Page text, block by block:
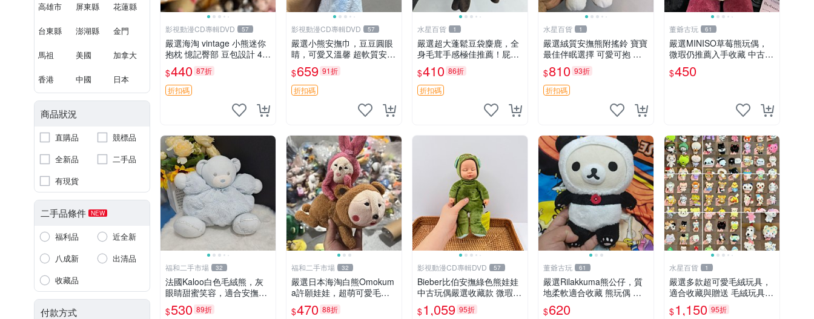
高雄市 屏東縣 花蓮縣
台東縣 澎湖縣 金門
馬祖 美國 加拿大
香港 中國 日本
商品狀況
直購品
競標品
全新品
二手品
有現貨
二手品條件 NEW
福利品
近全新
八成新
出清品
收藏品
付款方式
影視動漫CD專輯DVD 57
嚴選海淘 vintage 小熊迷你
抱枕 憶記臀部 豆包設計 4c
m 高 推薦收藏 迷你豆包小
熊、高臀部、豆袋抱枕
$440 87折
折扣碼
影視動漫CD專輯DVD 57
嚴選小熊安撫巾，豆豆圓眼
睛，可愛又溫馨 超軟質安撫
巾，豆豆設計，哄睡好幫手
約克豆豆眼安撫巾 數碼豆豆
眼
$659 91折
折扣碼
水星百貨 1
嚴選超大蓬鬆豆袋麋鹿，全
身毛茸手感極佳推薦！屁股
與四肢填充均勻，適合收藏
與孩童共賞。 麋鹿 豆袋 毛
茸玩具
$410 86折
折扣碼
水星百貨 1
嚴選絨質安撫熊附搖鈴 寶寶
最佳伴眠選擇 可愛可抱 絨
毛玩具 安撫熊 嬰兒用
$810 93折
折扣碼
董爺古玩 61
嚴選MINISO草莓熊玩偶，
微瑕仍推薦入手收藏 中古 M
INISO 草莓熊 玩具 收藏
$450
福和二手市場 32
法國Kaloo白色毛絨熊，灰
眼睛甜蜜笑容，適合安撫逗
趣可愛，柔軟面料手感佳。
14 白色安撫熊 毛絨玩具 寶
$530 89折
福和二手市場 32
嚴選日本海淘白熊Omokum
a許願娃娃，超萌可愛毛絨
公仔推薦收藏 白熊 Omoku
ma 毛絨玩具 偽裝娃娃 玩具
$470 88折
影視動漫CD專輯DVD 57
Bieber比伯安撫綠色熊娃娃
中古玩偶嚴選收藏款 微瑕輕
度使用 Bieber綠熊娃娃 中
古玩偶 微瑕
$1,059 95折
董爺古玩 61
嚴選Rilakkuma熊公仔，質
地柔軟適合收藏 熊玩偶 柔
軟 公仔 收藏
$620
水星百貨 1
嚴選多款超可愛毛絨玩具，
適合收藏與贈送 毛絨玩具、
抱枕、公仔
$1,150 95折